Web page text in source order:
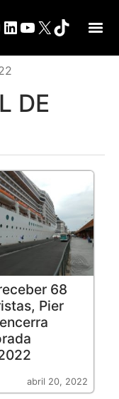
DE
68
Pier
abril 20, 2022